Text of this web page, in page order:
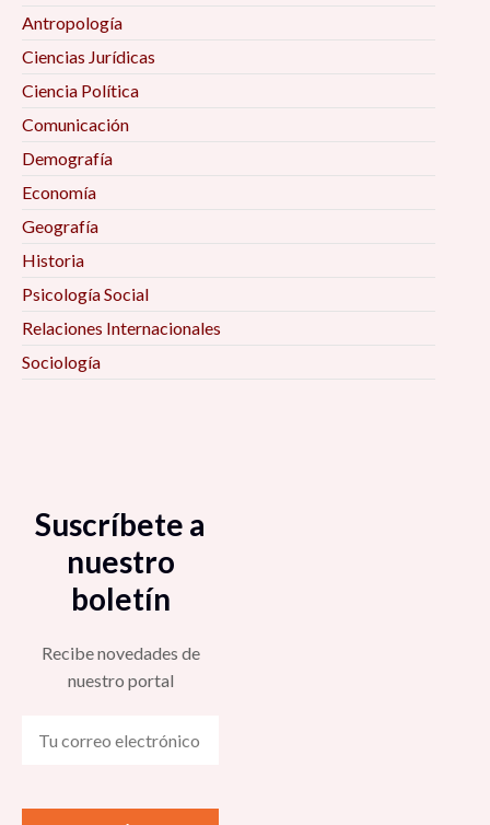
Antropología
Ciencias Jurídicas
Ciencia Política
Comunicación
Demografía
Economía
Geografía
Historia
Psicología Social
Relaciones Internacionales
Sociología
Suscríbete a
nuestro
boletín
Recibe novedades de
nuestro portal